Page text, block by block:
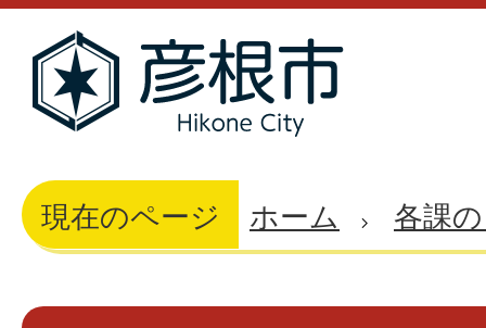
現在のページ ホーム 各課